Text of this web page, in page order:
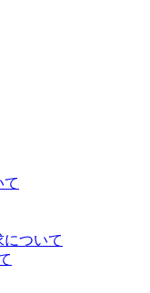
て
ついて